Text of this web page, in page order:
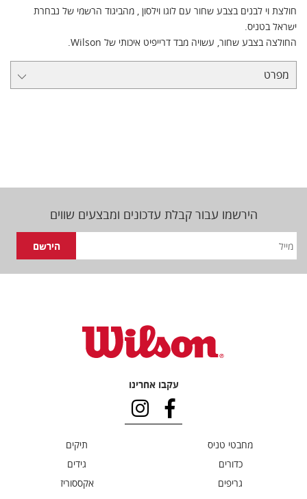
חולצת וי לבנים בצבע שחור עם לוגו וילסון , מהביגוד הרשמי של נבחרת
ישראל בטניס.
החולצה בצבע שחור, עשויה מבד דרייפיט איכותי של Wilson.
מפרט
הירשמו עבור קבלת עדכונים ומבצעים שווים
עקבו אחרינו
מחבטי טניס
תיקים
כדורים
גידים
גריפים
אקססוריז